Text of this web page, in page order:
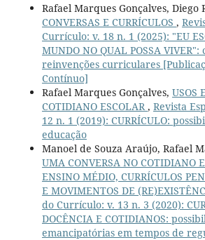
Rafael Marques Gonçalves, Diego
CONVERSAS E CURRÍCULOS ,
Currículo: v. 18 n. 1 (2025): "EU
MUNDO NO QUAL POSSA
reinvenções curriculares
Contínuo]
Rafael Marques Gonçalves, USOS
COTIDIANO ESCOLAR , Revista
12 n. 1 (2019): CURRÍCULO:
educação
Manoel de Souza Araújo, Rafael
UMA CONVERSA NO COTIDIANO
ENSINO MÉDIO, CURRÍCULOS
E MOVIMENTOS DE
do Currículo: v. 13 n. 3 (2020):
DOCÊNCIA E COTIDIANOS:
emancipatórias em tempos de